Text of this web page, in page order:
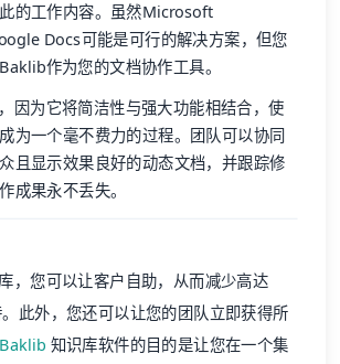
的工作内容。虽然Microsoft
Docs可能是可行的解决方案，但您
作为您的文档协作工具。
因为它将简洁性与强大功能相结合，使
为一个毫不费力的过程。团队可以协同
且显示效果良好的动态文档，并跟踪修
成果永不丢失。
，您可以让客户自助，从而减少高达
此外，您还可以让您的团队立即获得所
Baklib 知识库软件的目的是让您在一个集